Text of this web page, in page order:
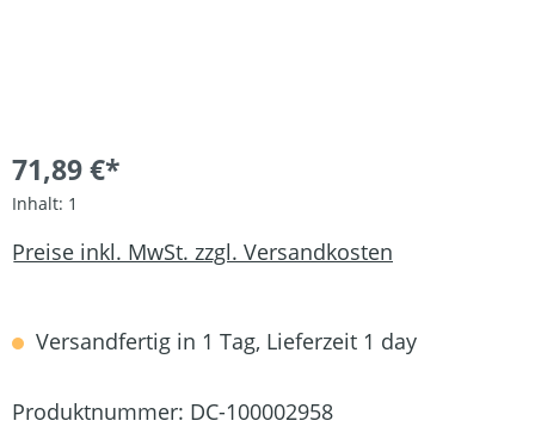
71,89 €*
Inhalt: 1
Preise inkl. MwSt. zzgl. Versandkosten
Versandfertig in 1 Tag, Lieferzeit 1 day
Produktnummer: DC-100002958